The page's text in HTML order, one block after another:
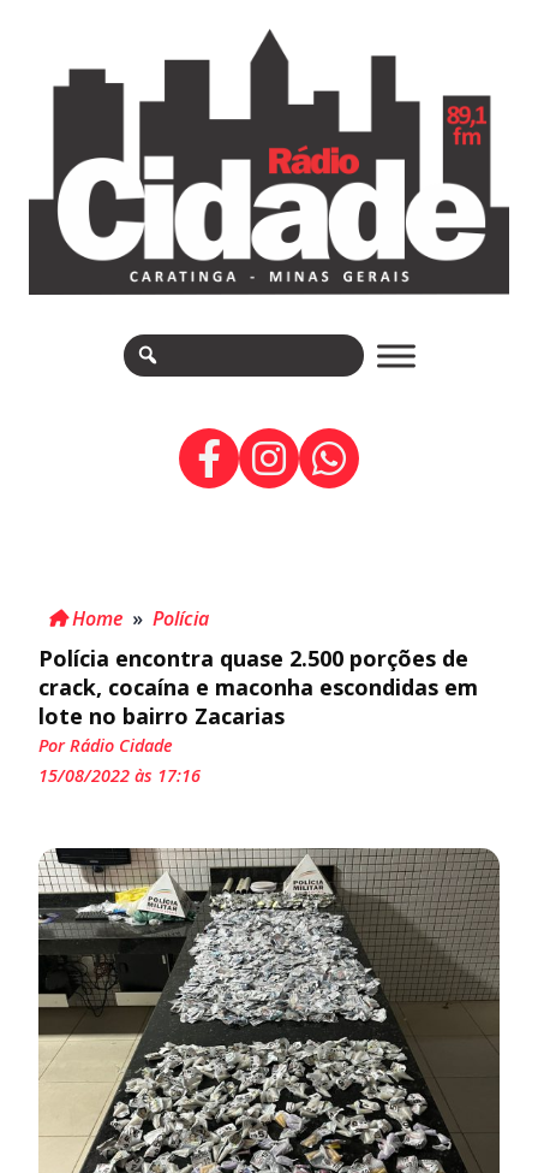
Home » Polícia
Polícia encontra quase 2.500 porções de
crack, cocaína e maconha escondidas em
lote no bairro Zacarias
Por Rádio Cidade
15/08/2022 às 17:16